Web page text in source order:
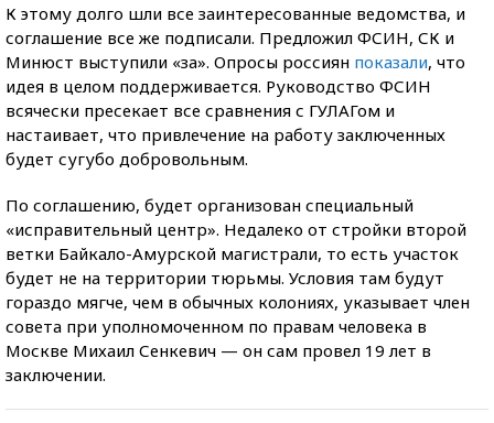
К этому долго шли все заинтересованные ведомства, и
соглашение все же подписали. Предложил ФСИН, СК и
Минюст выступили «за». Опросы россиян показали, что
идея в целом поддерживается. Руководство ФСИН
всячески пресекает все сравнения с ГУЛАГом и
настаивает, что привлечение на работу заключенных
будет сугубо добровольным.
По соглашению, будет организован специальный
«исправительный центр». Недалеко от стройки второй
ветки Байкало-Амурской магистрали, то есть участок
будет не на территории тюрьмы. Условия там будут
гораздо мягче, чем в обычных колониях, указывает член
совета при уполномоченном по правам человека в
Москве Михаил Сенкевич — он сам провел 19 лет в
заключении.